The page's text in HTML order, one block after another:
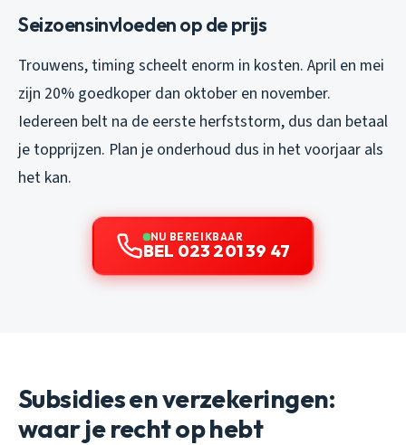
Seizoensinvloeden op de prijs
Trouwens, timing scheelt enorm in kosten. April en mei
zijn 20% goedkoper dan oktober en november.
Iedereen belt na de eerste herfststorm, dus dan betaal
je topprijzen. Plan je onderhoud dus in het voorjaar als
het kan.
NU BEREIKBAAR
BEL 023 201 39 47
Subsidies en verzekeringen:
waar je recht op hebt